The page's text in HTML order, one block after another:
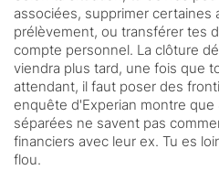
associées, supprimer certaines
prélèvement, ou transférer tes
compte personnel. La clôture
viendra plus tard, une fois que
attendant, il faut poser des
enquête d'Experian montre que
séparées ne savent pas
financiers avec leur ex. Tu es
flou.